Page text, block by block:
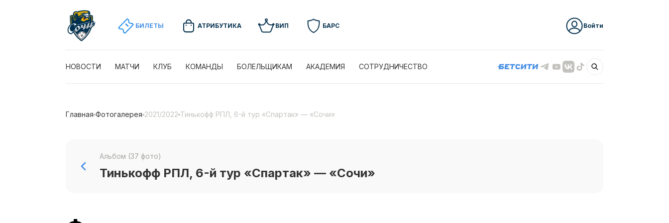
БИЛЕТЫ АТРИБУТИКА ВИП БАРС Войти
НОВОСТИ МАТЧИ КЛУБ КОМАНДЫ БОЛЕЛЬЩИКАМ АКАДЕМИЯ СОТРУДНИЧЕСТВО
Главная Фотогалерея 2021/2022 Тинькофф РПЛ, 6-й тур «Спартак» — «Сочи»
Альбом (37 фото)
Тинькофф РПЛ, 6-й тур «Спартак» — «Сочи»